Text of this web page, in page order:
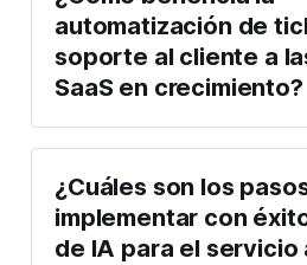
automatización de
soporte al cliente a
SaaS en crecimiento?
¿Cuáles son los
implementar con
de IA para el servicio